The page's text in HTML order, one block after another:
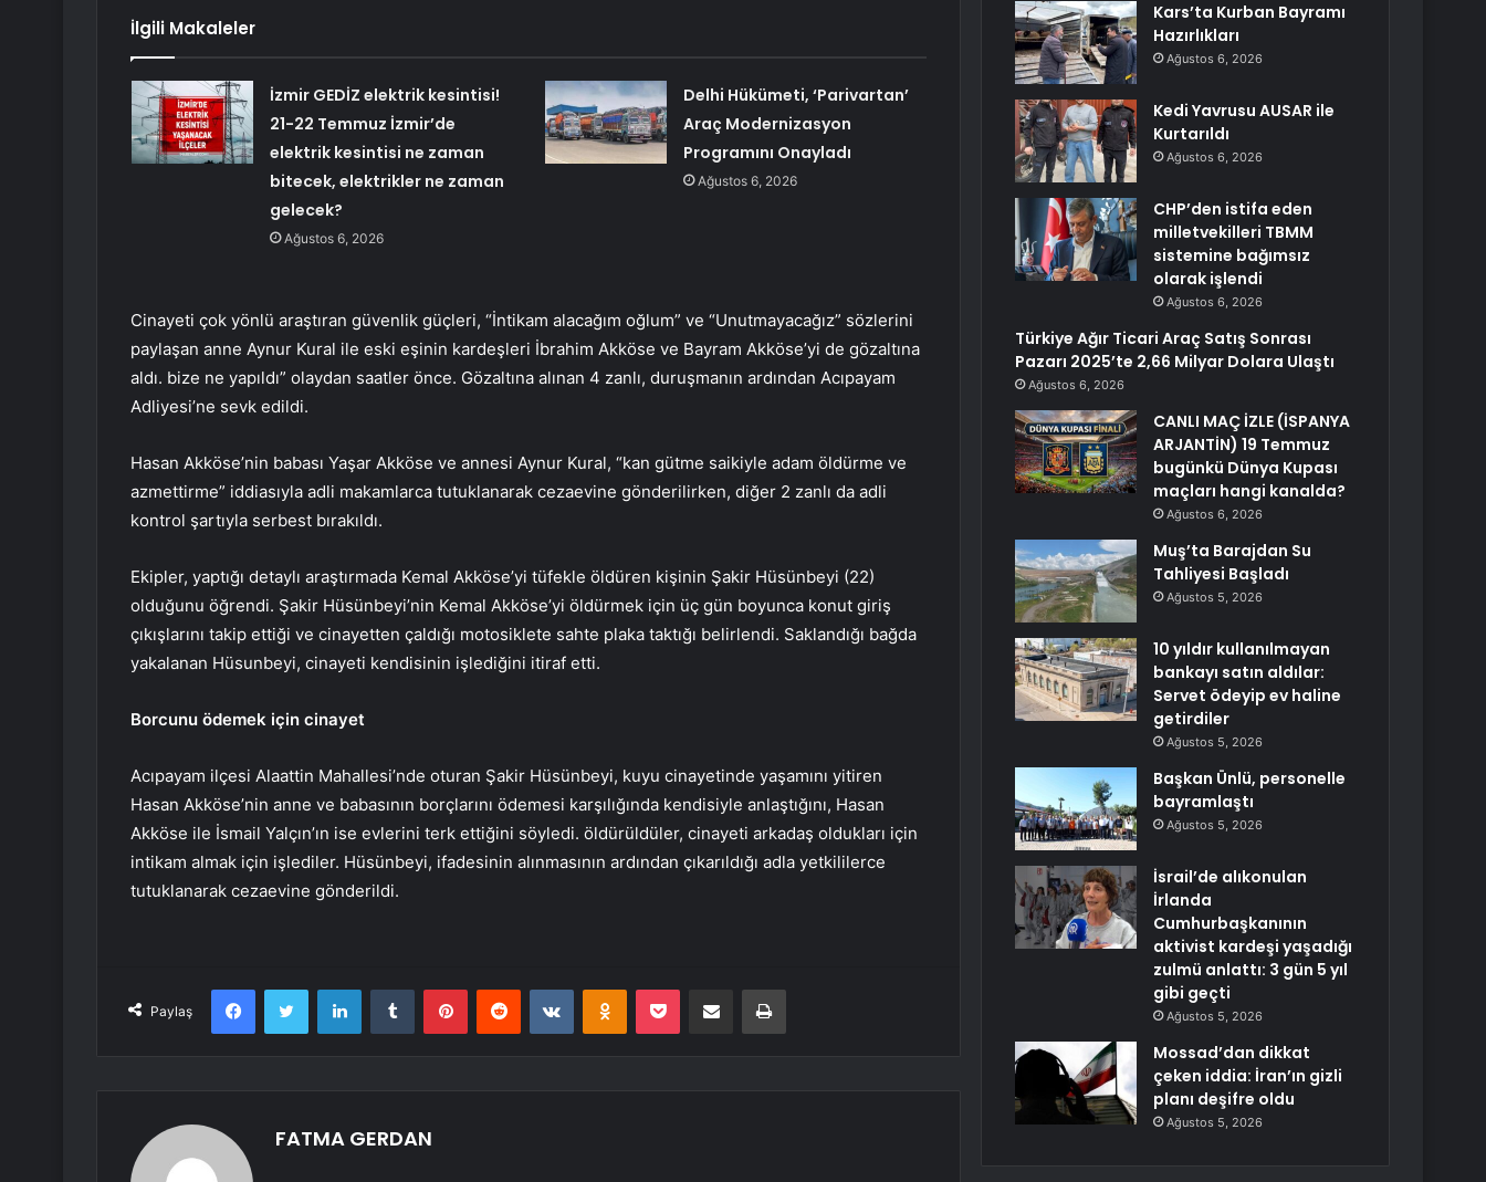
İlgili Makaleler
İzmir GEDİZ elektrik kesintisi!
21-22 Temmuz İzmir’de
elektrik kesintisi ne zaman
bitecek, elektrikler ne zaman
gelecek?
Ağustos 6, 2026
Delhi Hükümeti, ‘Parivartan’
Araç Modernizasyon
Programını Onayladı
Ağustos 6, 2026
Cinayeti çok yönlü araştıran güvenlik güçleri, “İntikam alacağım oğlum” ve “Unutmayacağız” sözlerini
paylaşan anne Aynur Kural ile eski eşinin kardeşleri İbrahim Akköse ve Bayram Akköse’yi de gözaltına
aldı. bize ne yapıldı” olaydan saatler önce. Gözaltına alınan 4 zanlı, duruşmanın ardından Acıpayam
Adliyesi’ne sevk edildi.
Hasan Akköse’nin babası Yaşar Akköse ve annesi Aynur Kural, “kan gütme saikiyle adam öldürme ve
azmettirme” iddiasıyla adli makamlarca tutuklanarak cezaevine gönderilirken, diğer 2 zanlı da adli
kontrol şartıyla serbest bırakıldı.
Ekipler, yaptığı detaylı araştırmada Kemal Akköse’yi tüfekle öldüren kişinin Şakir Hüsünbeyi (22)
olduğunu öğrendi. Şakir Hüsünbeyi’nin Kemal Akköse’yi öldürmek için üç gün boyunca konut giriş
çıkışlarını takip ettiği ve cinayetten çaldığı motosiklete sahte plaka taktığı belirlendi. Saklandığı bağda
yakalanan Hüsunbeyi, cinayeti kendisinin işlediğini itiraf etti.
Borcunu ödemek için cinayet
Acıpayam ilçesi Alaattin Mahallesi’nde oturan Şakir Hüsünbeyi, kuyu cinayetinde yaşamını yitiren
Hasan Akköse’nin anne ve babasının borçlarını ödemesi karşılığında kendisiyle anlaştığını, Hasan
Akköse ile İsmail Yalçın’ın ise evlerini terk ettiğini söyledi. öldürüldüler, cinayeti arkadaş oldukları için
intikam almak için işlediler. Hüsünbeyi, ifadesinin alınmasının ardından çıkarıldığı adla yetkililerce
tutuklanarak cezaevine gönderildi.
Paylaş
FacebookTwitter LinkedInTumblr PinterestReddit VKontakteOdnoklassniki
Pocket E-Posta ile paylaş Yazdır
FATMA GERDAN
Kars’ta Kurban Bayramı
Hazırlıkları
Ağustos 6, 2026
Kedi Yavrusu AUSAR ile
Kurtarıldı
Ağustos 6, 2026
CHP’den istifa eden
milletvekilleri TBMM
sistemine bağımsız
olarak işlendi
Ağustos 6, 2026
Türkiye Ağır Ticari Araç Satış Sonrası
Pazarı 2025’te 2,66 Milyar Dolara Ulaştı
Ağustos 6, 2026
CANLI MAÇ İZLE (İSPANYA
ARJANTİN) 19 Temmuz
bugünkü Dünya Kupası
maçları hangi kanalda?
Ağustos 6, 2026
Muş’ta Barajdan Su
Tahliyesi Başladı
Ağustos 5, 2026
10 yıldır kullanılmayan
bankayı satın aldılar:
Servet ödeyip ev haline
getirdiler
Ağustos 5, 2026
Başkan Ünlü, personelle
bayramlaştı
Ağustos 5, 2026
İsrail’de alıkonulan
İrlanda
Cumhurbaşkanının
aktivist kardeşi yaşadığı
zulmü anlattı: 3 gün 5 yıl
gibi geçti
Ağustos 5, 2026
Mossad’dan dikkat
çeken iddia: İran’ın gizli
planı deşifre oldu
Ağustos 5, 2026